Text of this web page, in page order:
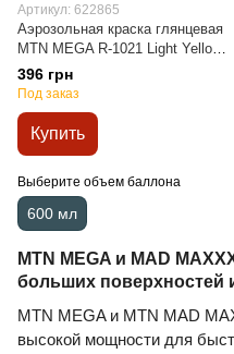
Артикул: 622865
Аэрозольная краска глянцевая
MTN MEGA R-1021 Light Yellow,
EX0161021, 600 мл
396 грн
Под заказ
Купить
Выберите объем баллона
600 мл
MTN MEGA и MAD
больших поверхностей
MTN MEGA и MTN MAD
высокой мощности для